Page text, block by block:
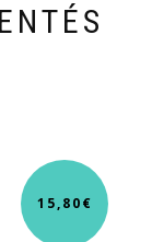
15,80€